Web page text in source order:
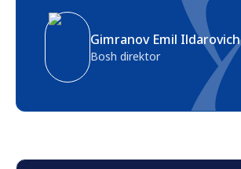
Gimranov Emil Ildarovich
Bosh direktor